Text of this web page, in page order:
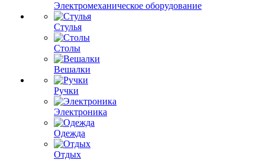
Электромеханическое оборудование
Стулья
Столы
Вешалки
Ручки
Электроника
Одежда
Отдых